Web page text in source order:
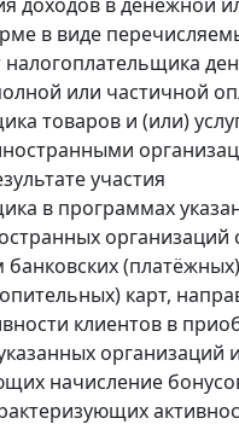
доходов в денежной
в виде
налогоплательщика
или частичной
товаров и (или)
участия
в программах
организаций
карт,
клиентов в
организаций и
начисление